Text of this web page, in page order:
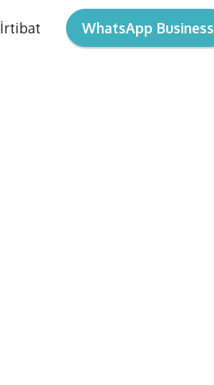
İrtibat WhatsApp Business